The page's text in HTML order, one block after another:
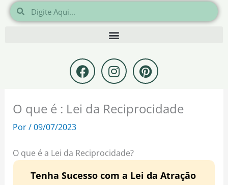
Pesquisar
Pesquisar
F
a
c
e
b
k
I
n
s
t
a
a
m
P
i
n
t
e
t
O que é : Lei da Reciprocidade
Por/09/07/2023
O que é a Lei da Reciprocidade?
Tenha Sucesso com a Lei da Atração